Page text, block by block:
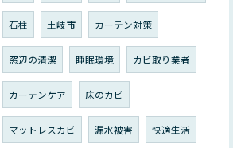
石柱 土岐市 カーテン対策
窓辺の清潔 睡眠環境 カビ取り業者
カーテンケア 床のカビ
マットレスカビ 漏水被害 快適生活